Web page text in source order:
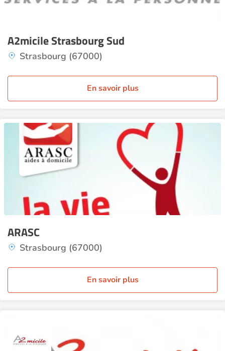
A2micile Strasbourg Sud
Strasbourg (67000)
En savoir plus
ARASC
Strasbourg (67000)
En savoir plus